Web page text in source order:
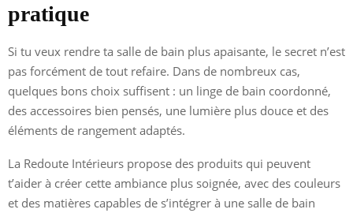
pratique
Si tu veux rendre ta salle de bain plus apaisante, le secret n’est
pas forcément de tout refaire. Dans de nombreux cas,
quelques bons choix suffisent : un linge de bain coordonné,
des accessoires bien pensés, une lumière plus douce et des
éléments de rangement adaptés.
La Redoute Intérieurs propose des produits qui peuvent
t’aider à créer cette ambiance plus soignée, avec des couleurs
et des matières capables de s’intégrer à une salle de bain